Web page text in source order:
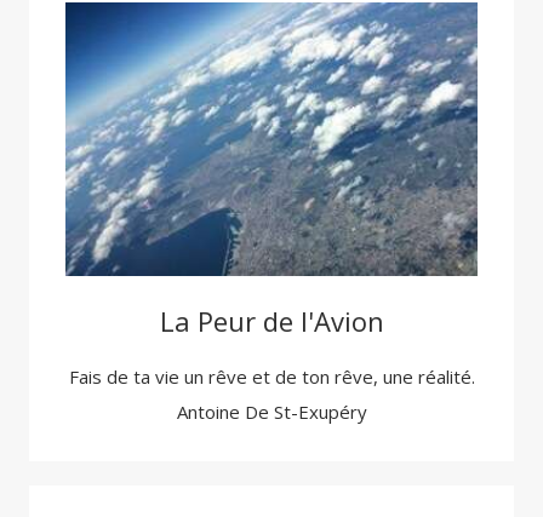
La Peur de l'Avion
Fais de ta vie un rêve et de ton rêve, une réalité.
Antoine De St-Exupéry